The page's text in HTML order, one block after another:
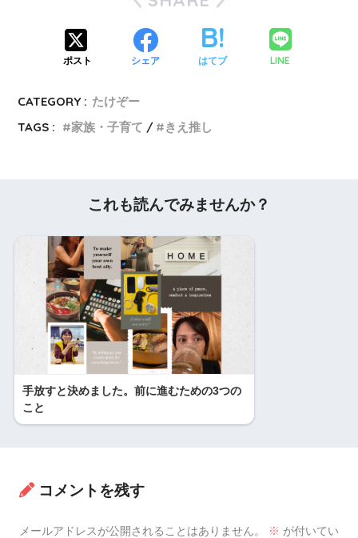
ポスト シェア はてブ LINE
CATEGORY : たけぞー
TAGS :
家族・子育て きえ推し
これも読んでみませんか？
手放すと決めました。前に進むための3つの
こと
コメントを残す
メールアドレスが公開されることはありません。 ※ が付いてい